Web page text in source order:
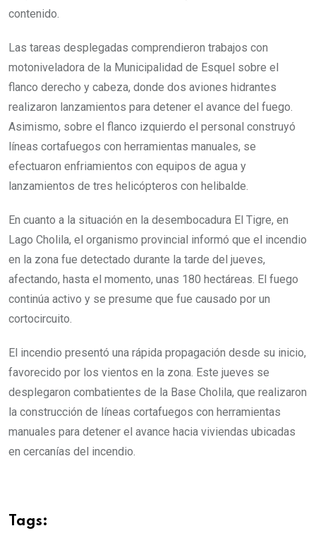
contenido.
Las tareas desplegadas comprendieron trabajos con
motoniveladora de la Municipalidad de Esquel sobre el
flanco derecho y cabeza, donde dos aviones hidrantes
realizaron lanzamientos para detener el avance del fuego.
Asimismo, sobre el flanco izquierdo el personal construyó
líneas cortafuegos con herramientas manuales, se
efectuaron enfriamientos con equipos de agua y
lanzamientos de tres helicópteros con helibalde.
En cuanto a la situación en la desembocadura El Tigre, en
Lago Cholila, el organismo provincial informó que el incendio
en la zona fue detectado durante la tarde del jueves,
afectando, hasta el momento, unas 180 hectáreas. El fuego
continúa activo y se presume que fue causado por un
cortocircuito.
El incendio presentó una rápida propagación desde su inicio,
favorecido por los vientos en la zona. Este jueves se
desplegaron combatientes de la Base Cholila, que realizaron
la construcción de líneas cortafuegos con herramientas
manuales para detener el avance hacia viviendas ubicadas
en cercanías del incendio.
Tags: